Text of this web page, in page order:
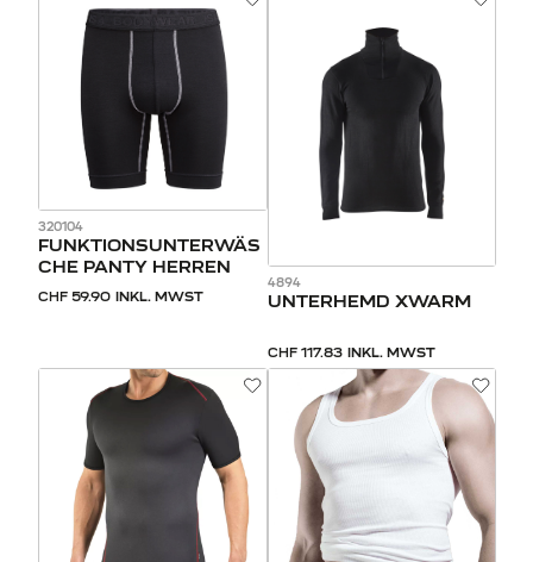
320104
FUNKTIONSUNTERWÄS
CHE PANTY HERREN
CHF 59.90 INKL. MWST
4894
UNTERHEMD XWARM
CHF 117.83 INKL. MWST